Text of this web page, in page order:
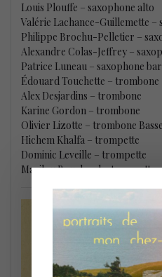
Louis Plouffe – saxophone alto
Valérie Lachance-Guillemette –
Philippe Brochu-Pelletier –
Alexandre Colas-Jeffrey –
Patrice Luneau – saxophone
Édouard Touchette – trombone
Alex Desjardins – trombone
Karine Gordon – trombone
Olivier Lizotte – trombone Basse
Hichem Khalfa – trompette
Dominic Leveille – trompette
Marilou Bouchard – trompette